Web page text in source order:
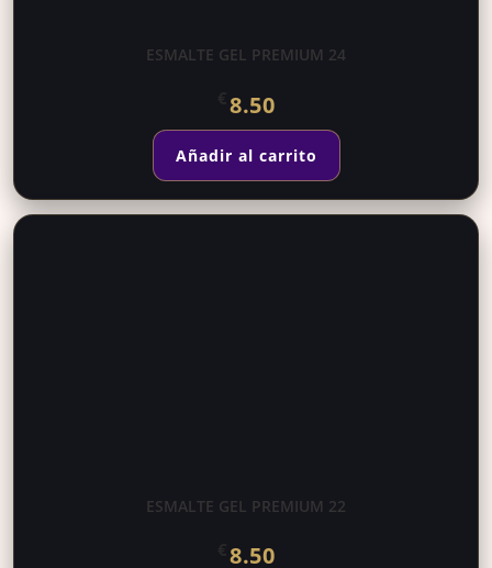
ESMALTE GEL PREMIUM 24
8.50
Añadir al carrito
ESMALTE GEL PREMIUM 22
8.50